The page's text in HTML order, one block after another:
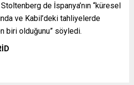
de İspanya’nın “küresel
ve Kabil’deki tahliyelerde
biri olduğunu” söyledi.